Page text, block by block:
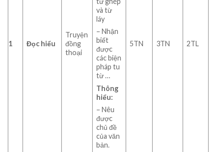
1 Đọc hiểu
Truyện
đồng
thoại
và từ
láy
– Nhận
biết
được
các biện
pháp tu
từ …
Thông
hiểu:
– Nêu
được
chủ đề
của văn
bản.
5TN 3TN 2TL